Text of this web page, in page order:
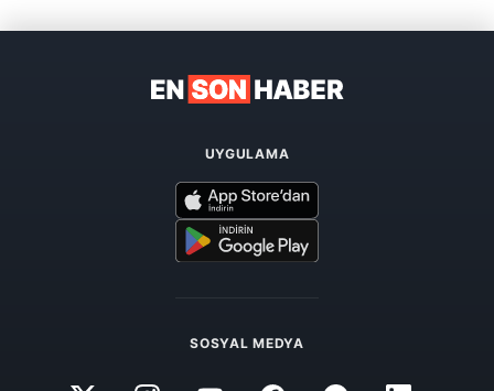
UYGULAMA
SOSYAL MEDYA